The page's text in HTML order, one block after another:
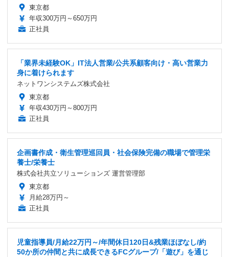
東京都
年収300万円～650万円
正社員
「業界未経験OK」IT法人営業/公共系顧客向け・高い営業力
身に着けられます
ネットワンシステムズ株式会社
東京都
年収430万円～800万円
正社員
企画書作成・衛生管理巡回員・社会保険完備の職場で管理栄
養士/栄養士
株式会社共立ソリューションズ 運営管理部
東京都
月給28万円～
正社員
児童指導員/月給22万円～/年間休日120日&残業ほぼなし/約
50か所の仲間と共に成長できるFCグループ/「遊び」を通じ